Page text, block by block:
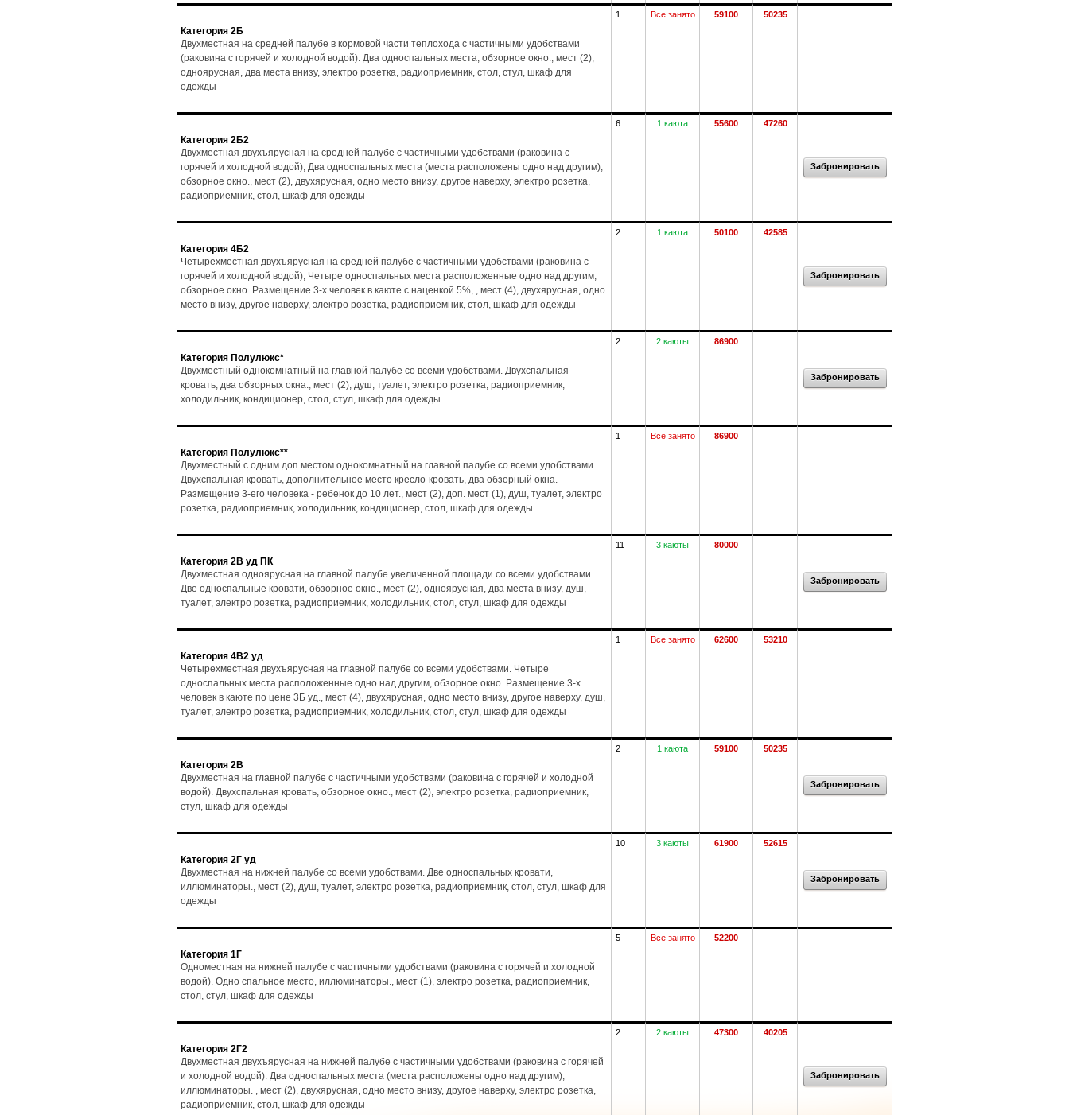
Категория 2Б
Двухместная на средней палубе в кормовой части теплохода с частичными удобствами
(раковина с горячей и холодной водой). Два односпальных места, обзорное окно., мест (2),
одноярусная, два места внизу, электро розетка, радиоприемник, стол, стул, шкаф для
одежды
1 Все занято 59100 50235
Категория 2Б2
Двухместная двухъярусная на средней палубе с частичными удобствами (раковина с
горячей и холодной водой), Два односпальных места (места расположены одно над другим),
обзорное окно., мест (2), двухярусная, одно место внизу, другое наверху, электро розетка,
радиоприемник, стол, шкаф для одежды
6 1 каюта 55600 47260
Забронировать
Категория 4Б2
Четырехместная двухъярусная на средней палубе с частичными удобствами (раковина с
горячей и холодной водой), Четыре односпальных места расположенные одно над другим,
обзорное окно. Размещение 3-х человек в каюте с наценкой 5%, , мест (4), двухярусная, одно
место внизу, другое наверху, электро розетка, радиоприемник, стол, шкаф для одежды
2 1 каюта 50100 42585
Забронировать
Категория Полулюкс*
Двухместный однокомнатный на главной палубе со всеми удобствами. Двухспальная
кровать, два обзорных окна., мест (2), душ, туалет, электро розетка, радиоприемник,
холодильник, кондиционер, стол, стул, шкаф для одежды
2 2 каюты 86900
Забронировать
Категория Полулюкс**
Двухместный с одним доп.местом однокомнатный на главной палубе со всеми удобствами.
Двухспальная кровать, дополнительное место кресло-кровать, два обзорный окна.
Размещение 3-его человека - ребенок до 10 лет., мест (2), доп. мест (1), душ, туалет, электро
розетка, радиоприемник, холодильник, кондиционер, стол, шкаф для одежды
1 Все занято 86900
Категория 2В уд ПК
Двухместная одноярусная на главной палубе увеличенной площади со всеми удобствами.
Две односпальные кровати, обзорное окно., мест (2), одноярусная, два места внизу, душ,
туалет, электро розетка, радиоприемник, холодильник, стол, стул, шкаф для одежды
11 3 каюты 80000
Забронировать
Категория 4В2 уд
Четырехместная двухъярусная на главной палубе со всеми удобствами. Четыре
односпальных места расположенные одно над другим, обзорное окно. Размещение 3-х
человек в каюте по цене 3Б уд., мест (4), двухярусная, одно место внизу, другое наверху, душ,
туалет, электро розетка, радиоприемник, холодильник, стол, стул, шкаф для одежды
1 Все занято 62600 53210
Категория 2В
Двухместная на главной палубе с частичными удобствами (раковина с горячей и холодной
водой). Двухспальная кровать, обзорное окно., мест (2), электро розетка, радиоприемник,
стул, шкаф для одежды
2 1 каюта 59100 50235
Забронировать
Категория 2Г уд
Двухместная на нижней палубе со всеми удобствами. Две односпальных кровати,
иллюминаторы., мест (2), душ, туалет, электро розетка, радиоприемник, стол, стул, шкаф для
одежды
10 3 каюты 61900 52615
Забронировать
Категория 1Г
Одноместная на нижней палубе с частичными удобствами (раковина с горячей и холодной
водой). Одно спальное место, иллюминаторы., мест (1), электро розетка, радиоприемник,
стол, стул, шкаф для одежды
5 Все занято 52200
Категория 2Г2
Двухместная двухъярусная на нижней палубе с частичными удобствами (раковина с горячей
и холодной водой). Два односпальных места (места расположены одно над другим),
иллюминаторы. , мест (2), двухярусная, одно место внизу, другое наверху, электро розетка,
радиоприемник, стол, шкаф для одежды
2 2 каюты 47300 40205
Забронировать